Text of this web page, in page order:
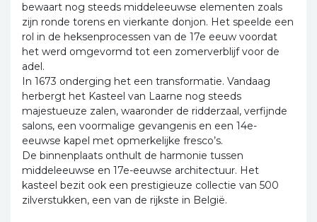
bewaart nog steeds middeleeuwse elementen zoals
zijn ronde torens en vierkante donjon. Het speelde een
rol in de heksenprocessen van de 17e eeuw voordat
het werd omgevormd tot een zomerverblijf voor de
adel.
In 1673 onderging het een transformatie. Vandaag
herbergt het Kasteel van Laarne nog steeds
majestueuze zalen, waaronder de ridderzaal, verfijnde
salons, een voormalige gevangenis en een 14e-
eeuwse kapel met opmerkelijke fresco’s.
De binnenplaats onthult de harmonie tussen
middeleeuwse en 17e-eeuwse architectuur. Het
kasteel bezit ook een prestigieuze collectie van 500
zilverstukken, een van de rijkste in België.